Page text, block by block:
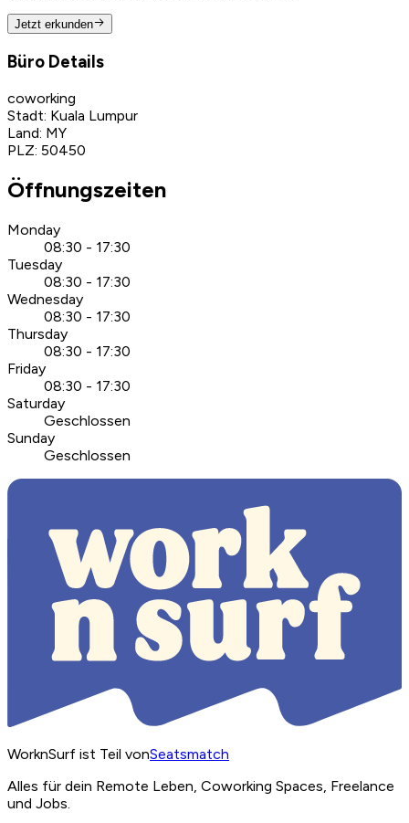
Jetzt erkunden
Büro Details
coworking
Stadt: Kuala Lumpur
Land: MY
PLZ: 50450
Öffnungszeiten
Monday
08:30 - 17:30
Tuesday
08:30 - 17:30
Wednesday
08:30 - 17:30
Thursday
08:30 - 17:30
Friday
08:30 - 17:30
Saturday
Geschlossen
Sunday
Geschlossen
WorknSurf ist Teil vonSeatsmatch
Alles für dein Remote Leben, Coworking Spaces, Freelance
und Jobs.